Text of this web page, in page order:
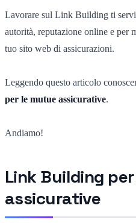
Lavorare sul Link Building ti
autorità, reputazione online e per
tuo sito web di assicurazioni.
Leggendo questo articolo
per le mutue assicurative.
Andiamo!
Link Building
assicurative